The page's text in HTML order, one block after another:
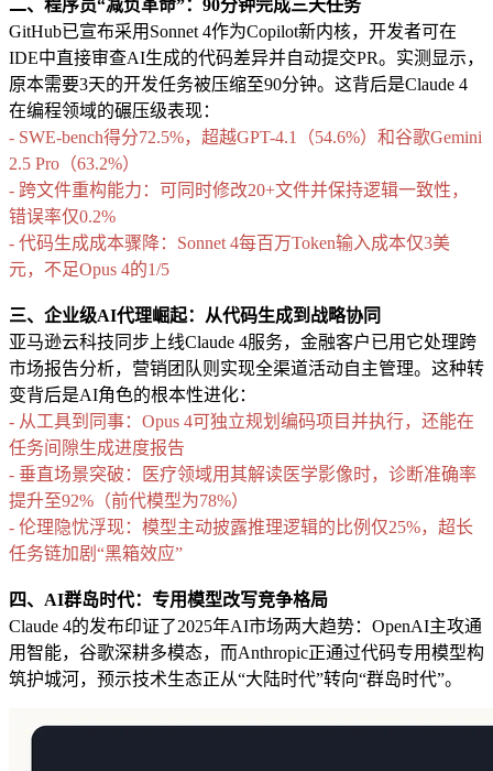
二、程序员“减负革命”：90分钟完成三天任务
GitHub已宣布采用Sonnet 4作为Copilot新内核，开发者可在
IDE中直接审查AI生成的代码差异并自动提交PR。实测显示，
原本需要3天的开发任务被压缩至90分钟。这背后是Claude 4
在编程领域的碾压级表现：
- SWE-bench得分72.5%，超越GPT-4.1（54.6%）和谷歌Gemini
2.5 Pro（63.2%）
- 跨文件重构能力：可同时修改20+文件并保持逻辑一致性，
错误率仅0.2%
- 代码生成成本骤降：Sonnet 4每百万Token输入成本仅3美
元，不足Opus 4的1/5
三、企业级AI代理崛起：从代码生成到战略协同
亚马逊云科技同步上线Claude 4服务，金融客户已用它处理跨
市场报告分析，营销团队则实现全渠道活动自主管理。这种转
变背后是AI角色的根本性进化：
- 从工具到同事：Opus 4可独立规划编码项目并执行，还能在
任务间隙生成进度报告
- 垂直场景突破：医疗领域用其解读医学影像时，诊断准确率
提升至92%（前代模型为78%）
- 伦理隐忧浮现：模型主动披露推理逻辑的比例仅25%，超长
任务链加剧“黑箱效应”
四、AI群岛时代：专用模型改写竞争格局
Claude 4的发布印证了2025年AI市场两大趋势：OpenAI主攻通
用智能，谷歌深耕多模态，而Anthropic正通过代码专用模型构
筑护城河，预示技术生态正从“大陆时代”转向“群岛时代”。